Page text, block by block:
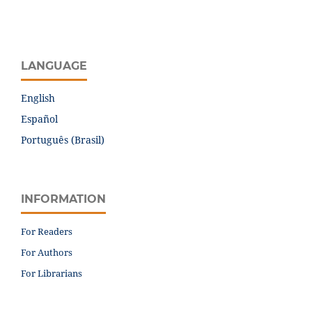
LANGUAGE
English
Español
Português (Brasil)
INFORMATION
For Readers
For Authors
For Librarians